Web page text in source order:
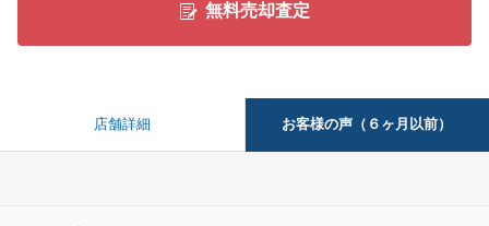
無料売却査定
店舗詳細 お客様の声（６ヶ月以前）